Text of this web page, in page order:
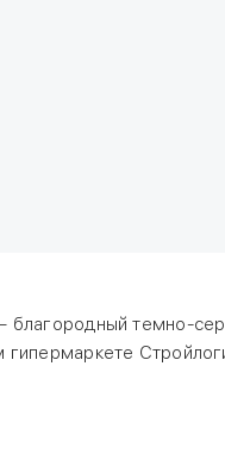
благородный темно-
гипермаркете